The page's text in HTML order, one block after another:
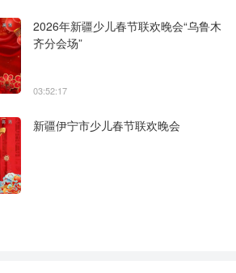
2026年新疆少儿春节联欢晚会“乌鲁木
齐分会场”
03:52:17
新疆伊宁市少儿春节联欢晚会